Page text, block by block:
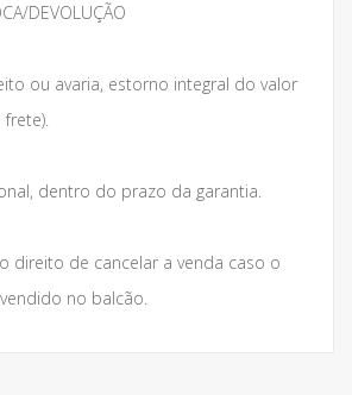
DEVOLUÇÃO
ou avaria, estorno integral do valor
dentro do prazo da garantia.
direito de cancelar a venda caso o
no balcão.